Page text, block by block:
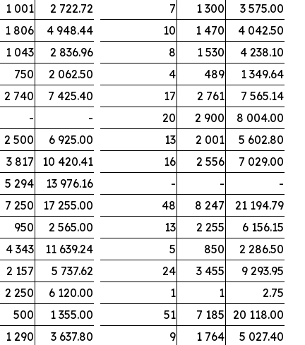
1 001 2 722.72 7 1 300
3 575.00
1 806 4 948.44 10 1 470
4 042.50
1 043 2 836.96 8 1 530
4 238.10
750 2 062.50 4 489
1 349.64
2 740 7 425.40 17 2 761
7 565.14
- - 20 2 900
8 004.00
2 500 6 925.00 13 2 001
5 602.80
3 817 10 420.41 16 2 556
7 029.00
5 294 13 976.16 - -
-
7 250 17 255.00 48 8 247
21 194.79
950 2 565.00 13 2 255
6 156.15
4 343 11 639.24 5 850
2 286.50
2 157 5 737.62 24 3 455
9 293.95
2 250 6 120.00 1 1
2.75
500 1 355.00 51 7 185
20 118.00
1 290 3 637.80 9 1 764 5 027.40